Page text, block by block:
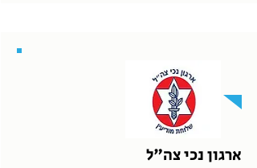
ארגון נכי צה"ל